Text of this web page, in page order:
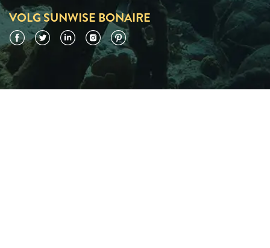
VOLG SUNWISE BONAIRE